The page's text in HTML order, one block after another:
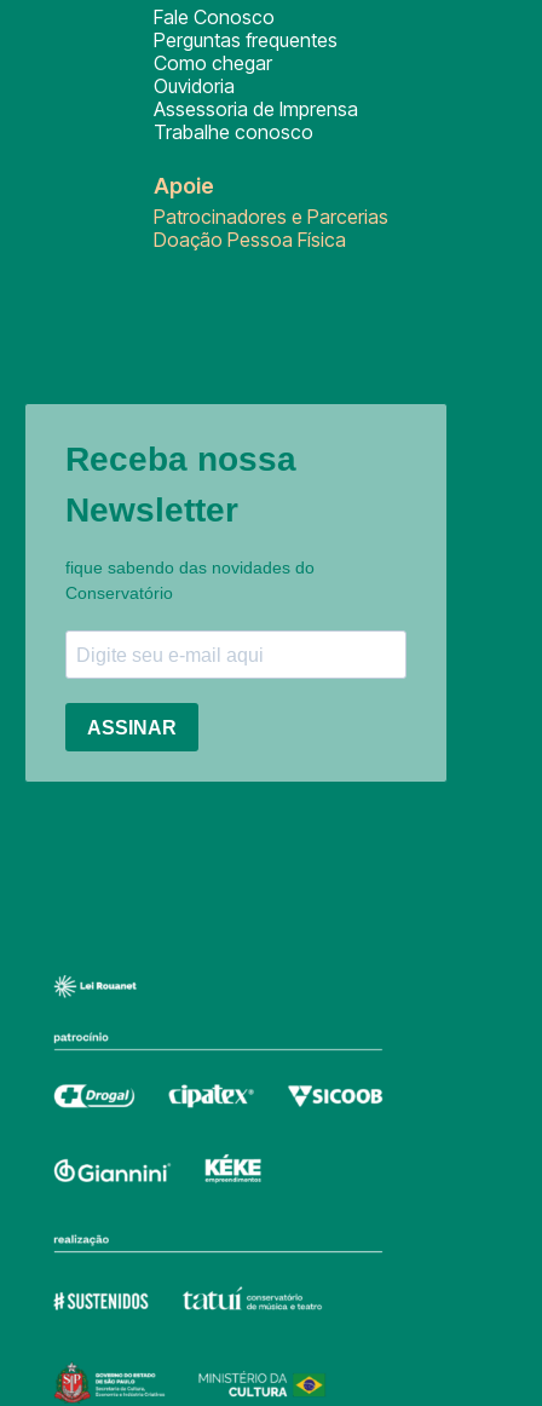
Fale Conosco
Perguntas frequentes
Como chegar
Ouvidoria
Assessoria de Imprensa
Trabalhe conosco
Apoie
Patrocinadores e Parcerias
Doação Pessoa Física